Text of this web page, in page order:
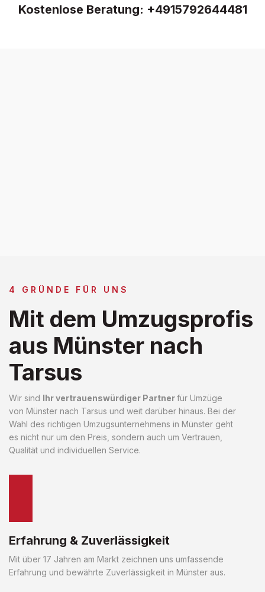
Kostenlose Beratung: +4915792644481
4 GRÜNDE FÜR UNS
Mit dem Umzugsprofis
aus Münster nach
Tarsus
Wir sind Ihr vertrauenswürdiger Partnerfür Umzüge
von Münster nach Tarsus und weit darüber hinaus. Bei der
Wahl des richtigen Umzugsunternehmens in Münster geht
es nicht nur um den Preis, sondern auch um Vertrauen,
Qualität und individuellen Service.
Erfahrung & Zuverlässigkeit
Mit über 17 Jahren am Markt zeichnen uns umfassende
Erfahrung und bewährte Zuverlässigkeit in Münster aus.